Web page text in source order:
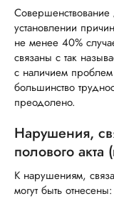
Совершенствование
установлении
не менее 40%
связаны с так
с наличием
большинство
преодолено.
Нарушения,
полового акта
К нарушениям,
могут быть отнесены: